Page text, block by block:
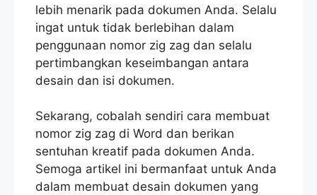
lebih menarik pada dokumen Anda. Selalu
ingat untuk tidak berlebihan dalam
penggunaan nomor zig zag dan selalu
pertimbangkan keseimbangan antara
desain dan isi dokumen.
Sekarang, cobalah sendiri cara membuat
nomor zig zag di Word dan berikan
sentuhan kreatif pada dokumen Anda.
Semoga artikel ini bermanfaat untuk Anda
dalam membuat desain dokumen yang